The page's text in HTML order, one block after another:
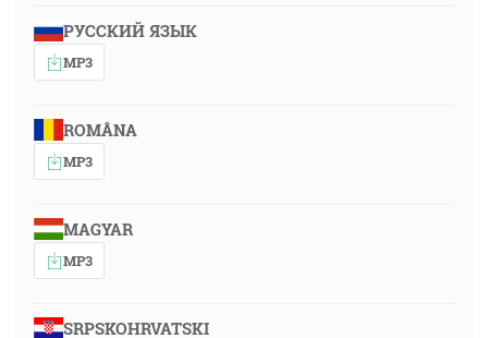
РУССКИЙ ЯЗЫК
MP3
ROMÂNA
MP3
MAGYAR
MP3
SRPSKOHRVATSKI